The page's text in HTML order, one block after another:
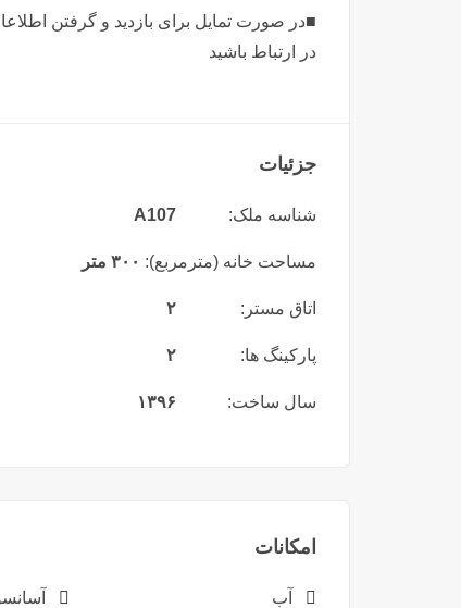
■در صورت تمایل برای بازدید و گرفتن
در ارتباط باشید
جزئیات
شناسه ملک: A107
مساحت خانه (مترمربع): ۳۰۰ متر
اتاق مستر: ۲
پارکینگ ها: ۲
سال ساخت: ۱۳۹۶
امکانات
آب